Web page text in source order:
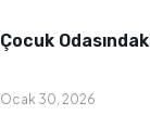
Çocuk
Ocak 30, 2026